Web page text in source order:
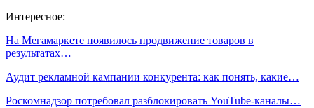
Интересное:
На Мегамаркете появилось продвижение товаров в
результатах…
Аудит рекламной кампании конкурента: как понять, какие…
Роскомнадзор потребовал разблокировать YouTube-каналы…